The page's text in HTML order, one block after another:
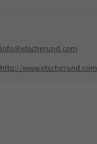
info@etschgrund.com
http://www.etschgrund.com